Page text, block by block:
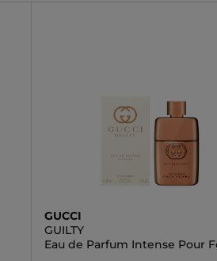
GUCCI
GUILTY
Eau de Parfum Intense Pour